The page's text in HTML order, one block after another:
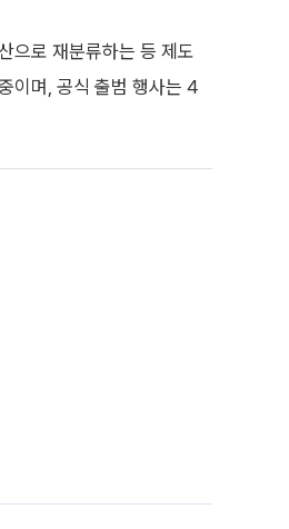
으로 재분류하는 등 제도
이며, 공식 출범 행사는 4